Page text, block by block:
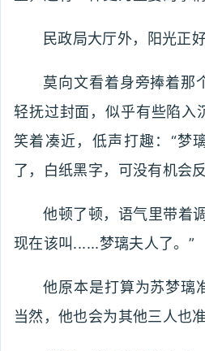
民政局大厅外，阳光正好
莫向文看着身旁捧着那
轻抚过封面，似乎有些陷入
笑着凑近，低声打趣：“梦
了，白纸黑字，可没有机会
他顿了顿，语气里带着
现在该叫......梦璃夫人了。”
他原本是打算为苏梦璃
当然，他也会为其他三人也